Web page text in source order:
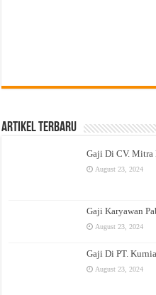
Artikel Terbaru
Gaji Di CV.
August 23, 2024
Gaji Karyawan
August 23, 2024
Gaji Di PT.
August 23, 2024